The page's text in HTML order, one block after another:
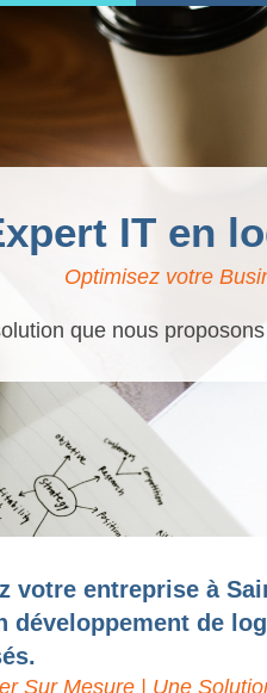
IT en
Optimisez votre
que nous
votre entreprise à
développement de
Sur Mesure | Une